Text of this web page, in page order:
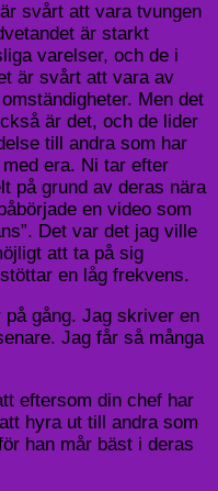
svårt att vara tvungen
är starkt
varelser, och de i
är svårt att vara av
Men det
är det, och de lider
till andra som har
era. Ni tar efter
på grund av deras nära
en video som
Det var det jag ville
att ta på sig
en låg frekvens.
gång. Jag skriver en
Jag får så många
eftersom din chef har
hyra ut till andra som
han mår bäst i deras